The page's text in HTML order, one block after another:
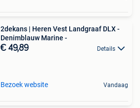
2dekans | Heren Vest Landgraaf DLX -
Denimblauw Marine -
€ 49,89 Details
Bezoek website Vandaag